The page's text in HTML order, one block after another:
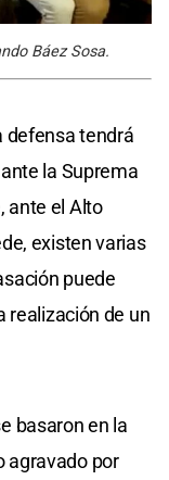
Báez Sosa.
defensa tendrá
la Suprema
ante el Alto
existen varias
puede
realización de un
basaron en la
agravado por